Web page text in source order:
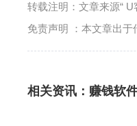
转载注明：文章来源“
免责声明 ：本文章出
相关资讯： 赚钱软